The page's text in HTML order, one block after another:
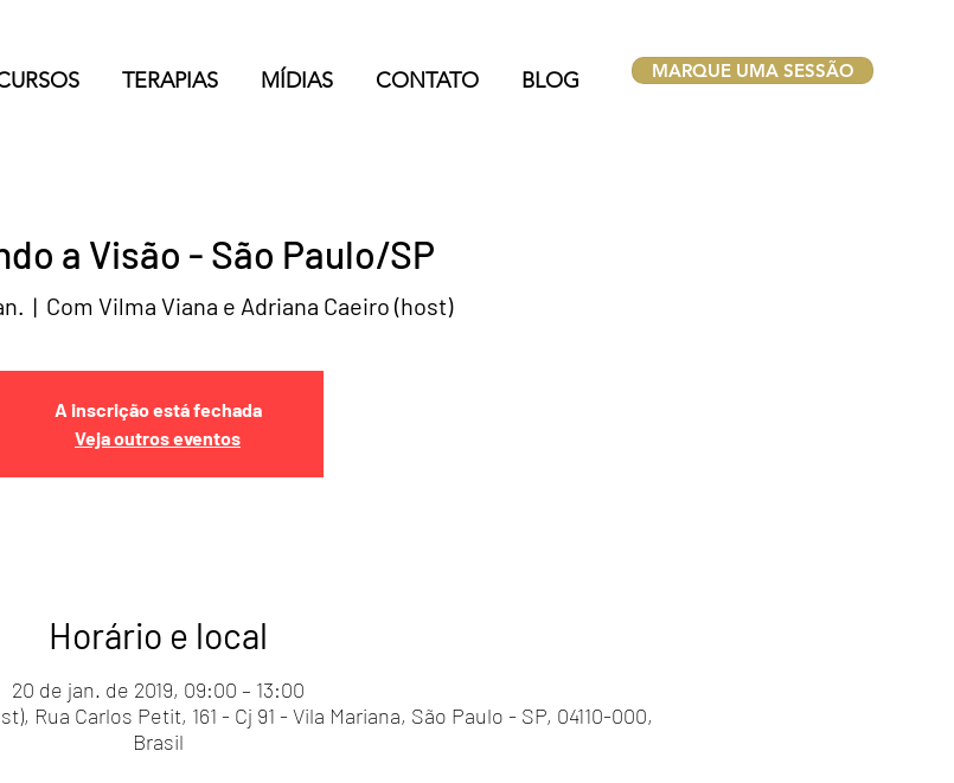
TERAPIAS MÍDIAS CONTATO BLOG MARQUE UMA SESSÃO
a Visão - São Paulo/SP
  |
Com Vilma Viana e Adriana Caeiro (host)
A inscrição está fechada
Veja outros eventos
Horário e local
20 de jan. de 2019, 09:00 – 13:00
Rua Carlos Petit, 161 - Cj 91 - Vila Mariana, São Paulo - SP, 04110-000,
Brasil